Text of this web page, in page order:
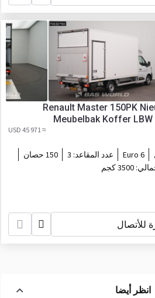
Renault Master 150PK
Meubelbak Koffer
≈ 45 971 USD
Euro 6 عدد المقاعد: 3
150 حصان
3500 كجم
للأتصال
انظر أيضا